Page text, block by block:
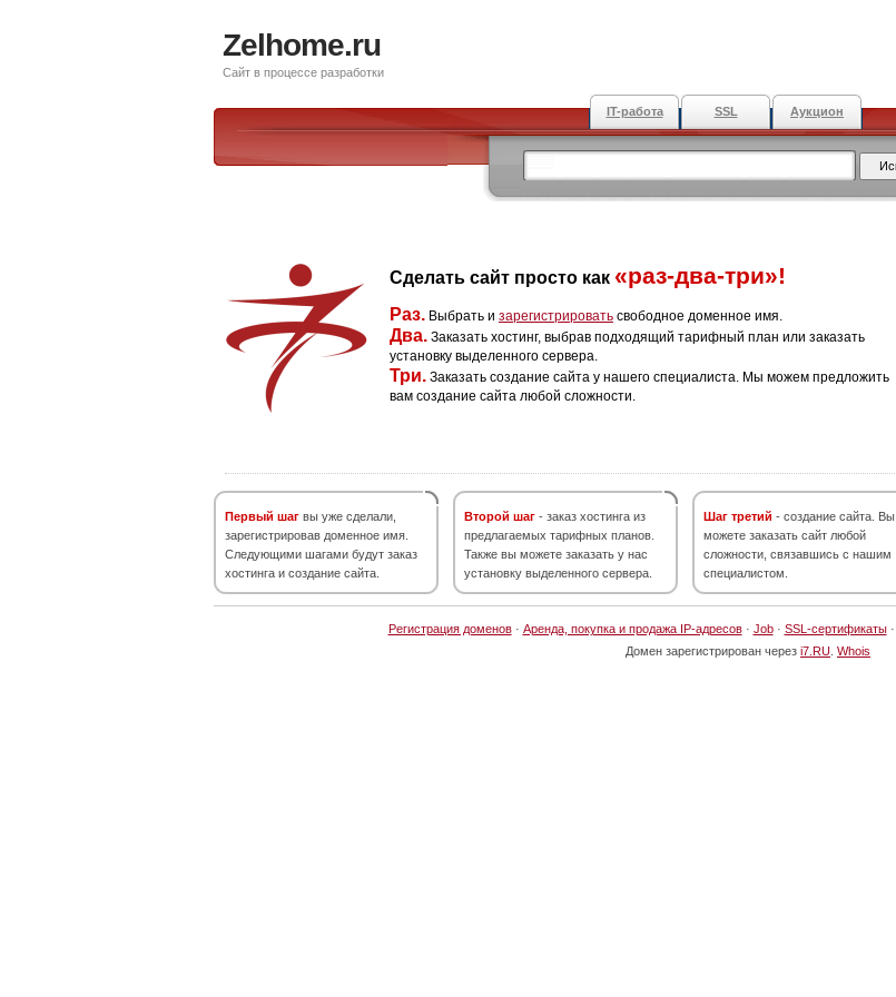
Zelhome.ru
Сайт в процессе разработки
IT-работа SSL Аукцион
Сделать сайт просто как «раз-два-три»!
Раз. Выбрать и зарегистрировать свободное доменное имя.
Два. Заказать хостинг, выбрав подходящий тарифный план или заказать
установку выделенного сервера.
Три. Заказать создание сайта у нашего специалиста. Мы можем предложить
вам создание сайта любой сложности.
Первый шаг вы уже сделали,
зарегистрировав доменное имя.
Следующими шагами будут заказ
хостинга и создание сайта.
Второй шаг - заказ хостинга из
предлагаемых тарифных планов.
Также вы можете заказать у нас
установку выделенного сервера.
Шаг третий - создание сайта. Вы
можете заказать сайт любой
сложности, связавшись с нашим
специалистом.
Регистрация доменов· Аренда, покупка и продажа IP-адресов· Job· SSL-сертификаты·
Домен зарегистрирован через i7.RU Whois